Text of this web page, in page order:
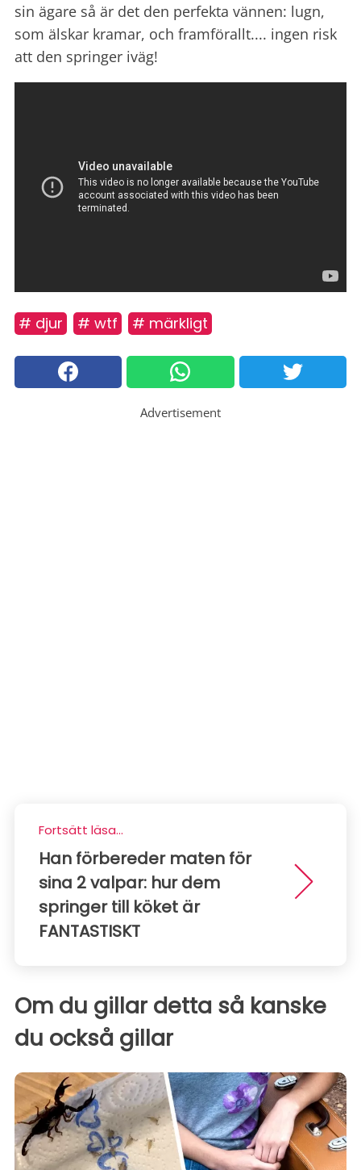
sin ägare så är det den perfekta vännen: lugn,
som älskar kramar, och framförallt.... ingen risk
att den springer iväg!
# djur # wtf # märkligt
Advertisement
Fortsätt läsa...
Han förbereder maten för
sina 2 valpar: hur dem
springer till köket är
FANTASTISKT
Om du gillar detta så kanske
du också gillar